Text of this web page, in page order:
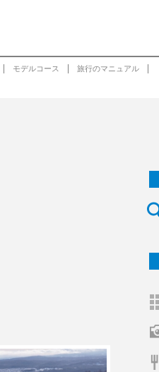
モデルコース 旅行のマニュアル